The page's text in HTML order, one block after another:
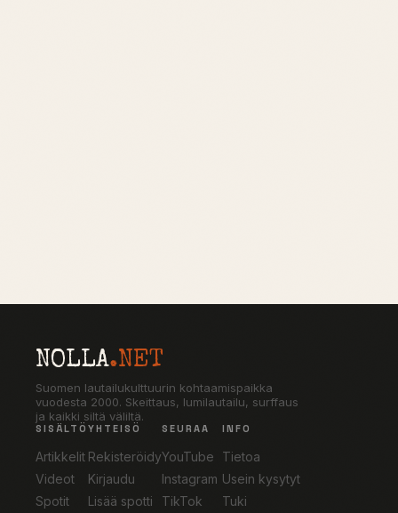
NOLLA.NET
Suomen lautailukulttuurin kohtaamispaikka
vuodesta 2000. Skeittaus, lumilautailu, surffaus
ja kaikki siltä väliltä.
SISÄLTÖ
Artikkelit
Videot
Spotit
YHTEISÖ
Rekisteröidy
Kirjaudu
Lisää spotti
SEURAA
YouTube
Instagram
TikTok
INFO
Tietoa
Usein kysytyt
Tuki